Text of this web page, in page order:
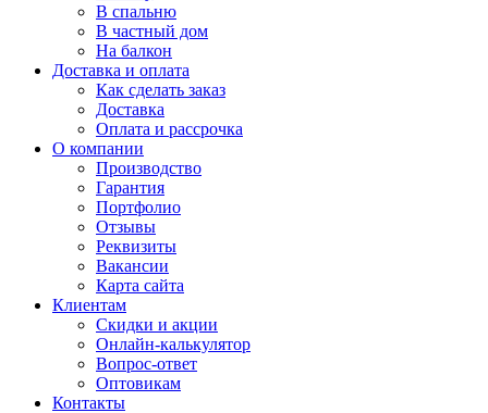
В спальню
В частный дом
На балкон
Доставка и оплата
Как сделать заказ
Доставка
Оплата и рассрочка
О компании
Производство
Гарантия
Портфолио
Отзывы
Реквизиты
Вакансии
Карта сайта
Клиентам
Скидки и акции
Онлайн-калькулятор
Вопрос-ответ
Оптовикам
Контакты